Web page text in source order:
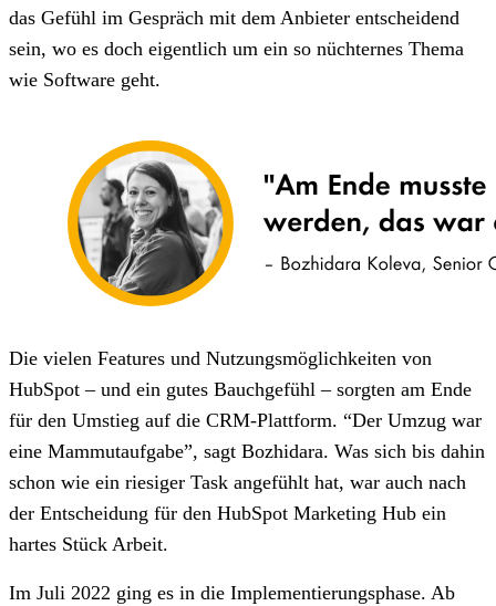
das Gefühl im Gespräch mit dem Anbieter entscheidend
sein, wo es doch eigentlich um ein so nüchternes Thema
wie Software geht.
Die vielen Features und Nutzungsmöglichkeiten von
HubSpot – und ein gutes Bauchgefühl – sorgten am Ende
für den Umstieg auf die CRM-Plattform. “Der Umzug war
eine Mammutaufgabe”, sagt Bozhidara. Was sich bis dahin
schon wie ein riesiger Task angefühlt hat, war auch nach
der Entscheidung für den HubSpot Marketing Hub ein
hartes Stück Arbeit.
Im Juli 2022 ging es in die Implementierungsphase. Ab